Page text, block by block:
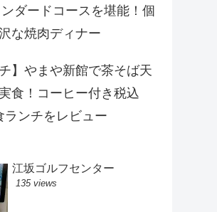
ダードコースを堪能！個
な焼肉ディナー
】やまや新館で茶そば天
食！コーヒー付き税込
ランチをレビュー
江坂ゴルフセンター
135 views